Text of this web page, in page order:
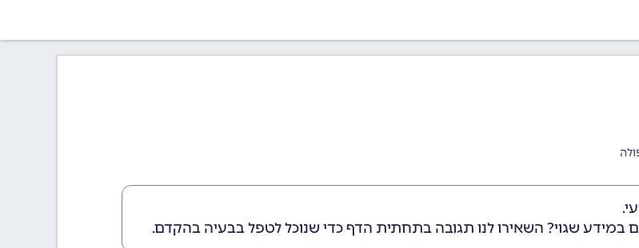
במידע שגוי? השאירו לנו תגובה בתחתית הדף כדי שנוכל לטפל בבעיה בהקדם.